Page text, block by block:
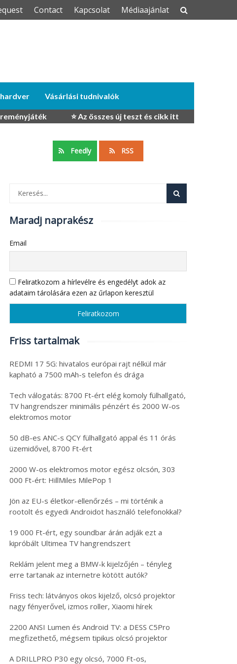
Contact Kapcsolat Médiaajánlat
Vásárlási tudnivalók
⭐ Az összes új teszt és cikk itt
Feedly RSS
Maradj naprakész
Email
Feliratkozom a hírlevélre és engedélyt adok az
adataim tárolására ezen az űrlapon keresztül
Friss tartalmak
REDMI 17 5G: hivatalos európai rajt nélkül már
kapható a 7500 mAh-s telefon és drága
Tech válogatás: 8700 Ft-ért elég komoly fülhallgató,
TV hangrendszer minimális pénzért és 2000 W-os
elektromos motor
50 dB-es ANC-s QCY fülhallgató appal és 11 órás
üzemidővel, 8700 Ft-ért
2000 W-os elektromos motor egész olcsón, 303
000 Ft-ért: HillMiles MilePop 1
Jön az EU-s életkor-ellenőrzés – mi történik a
rootolt és egyedi Androidot használó telefonokkal?
19 000 Ft-ért, egy soundbar árán adják ezt a
kipróbált Ultimea TV hangrendszert
Reklám jelent meg a BMW-k kijelzőjén – tényleg
erre tartanak az internetre kötött autók?
Friss tech: látványos okos kijelző, olcsó projektor
nagy fényerővel, izmos roller, Xiaomi hírek
2200 ANSI Lumen és Android TV: a DESS C5Pro
megfizethető, mégsem tipikus olcsó projektor
A DRILLPRO P30 egy olcsó, 7000 Ft-os,